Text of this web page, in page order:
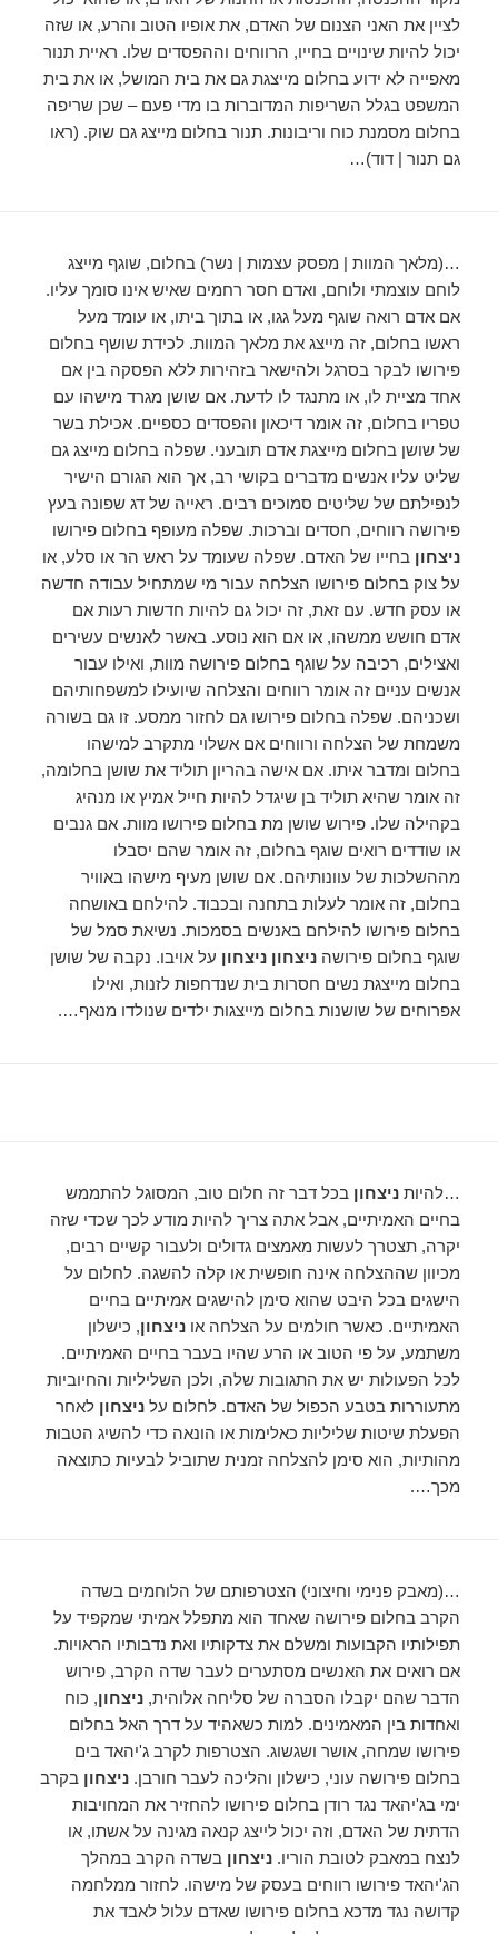
לציין את האני הצנום של האדם, את אופיו הטוב והרע, או שזה
יכול להיות שינויים בחייו, הרווחים וההפסדים שלו. ראיית תנור
מאפייה לא ידוע בחלום מייצגת גם את בית המושל, או את בית
המשפט בגלל השריפות המדוברות בו מדי פעם – שכן שריפה
בחלום מסמנת כוח וריבונות. תנור בחלום מייצג גם שוק. (ראו
גם תנור | דוד)…
…(מלאך המוות | מפסק עצמות | נשר) בחלום, שוגף מייצג
לוחם עוצמתי ולוחם, ואדם חסר רחמים שאיש אינו סומך עליו.
אם אדם רואה שוגף מעל גגו, או בתוך ביתו, או עומד מעל
ראשו בחלום, זה מייצג את מלאך המוות. לכידת שושף בחלום
פירושו לבקר בסרגל ולהישאר בזהירות ללא הפסקה בין אם
אחד מציית לו, או מתנגד לו לדעת. אם שושן מגרד מישהו עם
טפריו בחלום, זה אומר דיכאון והפסדים כספיים. אכילת בשר
של שושן בחלום מייצגת אדם תובעני. שפלה בחלום מייצג גם
שליט עליו אנשים מדברים בקושי רב, אך הוא הגורם הישיר
לנפילתם של שליטים סמוכים רבים. ראייה של דג שפונה בעץ
פירושה רווחים, חסדים וברכות. שפלה מעופף בחלום פירושו
ניצחון בחייו של האדם. שפלה שעומד על ראש הר או סלע, ​​או
על צוק בחלום פירושו הצלחה עבור מי שמתחיל עבודה חדשה
או עסק חדש. עם זאת, זה יכול גם להיות חדשות רעות אם
אדם חושש ממשהו, או אם הוא נוסע. באשר לאנשים עשירים
ואצילים, רכיבה על שוגף בחלום פירושה מוות, ואילו עבור
אנשים עניים זה אומר רווחים והצלחה שיועילו למשפחותיהם
ושכניהם. שפלה בחלום פירושו גם לחזור ממסע. זו גם בשורה
משמחת של הצלחה ורווחים אם אשלוי מתקרב למישהו
בחלום ומדבר איתו. אם אישה בהריון תוליד את שושן בחלומה,
זה אומר שהיא תוליד בן שיגדל להיות חייל אמיץ או מנהיג
בקהילה שלו. פירוש שושן מת בחלום פירושו מוות. אם גנבים
או שודדים רואים שוגף בחלום, זה אומר שהם יסבלו
מההשלכות של עוונותיהם. אם שושן מעיף מישהו באוויר
בחלום, זה אומר לעלות בתחנה ובכבוד. להילחם באושחה
בחלום פירושו להילחם באנשים בסמכות. נשיאת סמל של
שוגף בחלום פירושהניצחון ניצחון על אויבו. נקבה של שושן
בחלום מייצגת נשים חסרות בית שנדחפות לזנות, ואילו
אפרוחים של שושנות בחלום מייצגות ילדים שנולדו מנאף….
…להיותניצחון בכל דבר זה חלום טוב, המסוגל להתממש
בחיים האמיתיים, אבל אתה צריך להיות מודע לכך שכדי שזה
יקרה, תצטרך לעשות מאמצים גדולים ולעבור קשיים רבים,
מכיוון שההצלחה אינה חופשית או קלה להשגה. לחלום על
הישגים בכל היבט שהוא סימן להישגים אמיתיים בחיים
האמיתיים. כאשר חולמים על הצלחה אוניצחון, כישלון
משתמע, על פי הטוב או הרע שהיו בעבר בחיים האמיתיים.
לכל הפעולות יש את התגובות שלה, ולכן השליליות והחיוביות
מתעוררות בטבע הכפול של האדם. לחלום עלניצחון לאחר
הפעלת שיטות שליליות כאלימות או הונאה כדי להשיג הטבות
מהותיות, הוא סימן להצלחה זמנית שתוביל לבעיות כתוצאה
מכך….
…(מאבק פנימי וחיצוני) הצטרפותם של הלוחמים בשדה
הקרב בחלום פירושה שאחד הוא מתפלל אמיתי שמקפיד על
תפילותיו הקבועות ומשלם את צדקותיו ואת נדבותיו הראויות.
אם רואים את האנשים מסתערים לעבר שדה הקרב, פירוש
הדבר שהם יקבלו הסברה של סליחה אלוהית,ניצחון, כוח
ואחדות בין המאמינים. למות כשאהיד על דרך האל בחלום
פירושו שמחה, אושר ושגשוג. הצטרפות לקרב ג'יהאד בים
בחלום פירושה עוני, כישלון והליכה לעבר חורבן.ניצחון בקרב
ימי בג'יהאד נגד רודן בחלום פירושו להחזיר את המחויבות
הדתית של האדם, וזה יכול לייצג קנאה מגינה על אשתו, או
לנצח במאבק לטובת הוריו.ניצחון בשדה הקרב במהלך
הג'יהאד פירושו רווחים בעסק של מישהו. לחזור ממלחמה
קדושה נגד מדכא בחלום פירושו שאדם עלול לאבד את